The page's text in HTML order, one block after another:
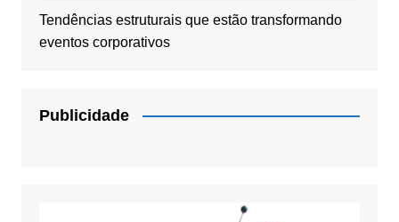
Tendências estruturais que estão transformando
eventos corporativos
Publicidade